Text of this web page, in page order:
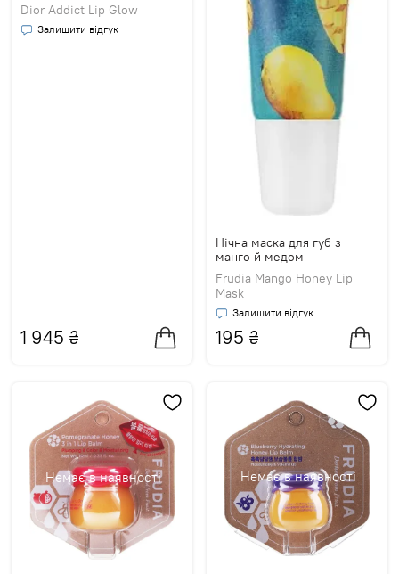
Dior Addict Lip Glow
Залишити відгук
1 945 ₴
Нічна маска для губ з
манго й медом
Frudia Mango Honey Lip
Mask
Залишити відгук
195 ₴
Немає в наявності Немає в наявності